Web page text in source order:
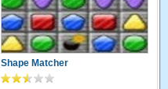
Shape Matcher